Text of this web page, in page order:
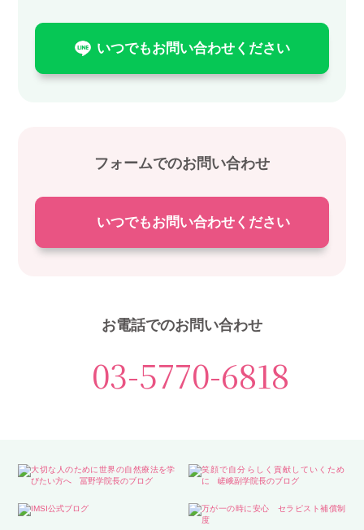
いつでもお問い合わせください
フォームでのお問い合わせ
いつでもお問い合わせください
お電話でのお問い合わせ
03-5770-6818